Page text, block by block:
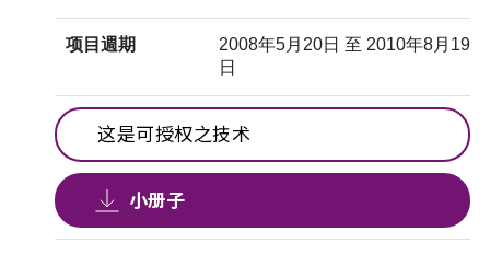
项目週期
2008年5月20日 至 2010年8月19
日
这是可授权之技术
小册子